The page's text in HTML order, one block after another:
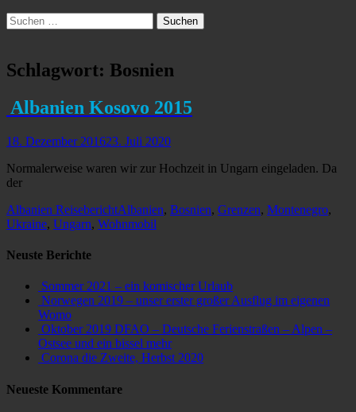
Suchen
Suchen
nach:
Schlagwort: Bosnien
Albanien Kosovo 2015
Veröffentlicht
18. Dezember 201623. Juli 2020
Normalerweise waren wir zur Hochzeit in Ungarn eingeladen. Da
der
Kategorien
Albanien ReiseberichtSchlagworte
Albanien, Bosnien, Grenzen, Montenegro,
Ukraine, Ungarn, Wohnmobil
Neuste Berichte
Sommer 2021 – ein komischer Urlaub
Norwegen 2019 – unser erster großer Ausflug im eigenen
Womo
Oktober 2019 DFAO – Deutsche Ferienstraßen – Alpen –
Ostsee und ein bissel mehr
Corona die Zweite, Herbst 2020
Neueste Kommentare